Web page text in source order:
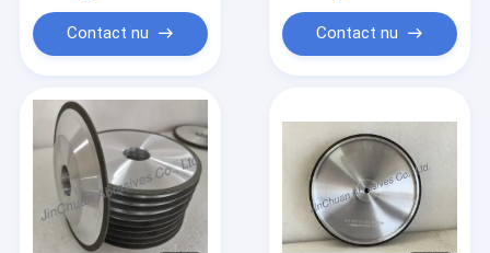
Contact nu Contact nu